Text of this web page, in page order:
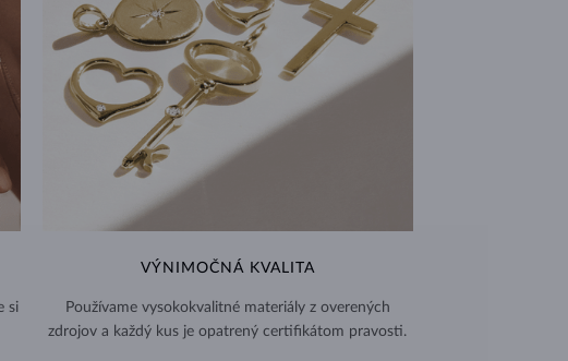
si
VÝNIMOČNÁ KVALITA
Používame vysokokvalitné materiály z overených
zdrojov a každý kus je opatrený certifikátom pravosti.